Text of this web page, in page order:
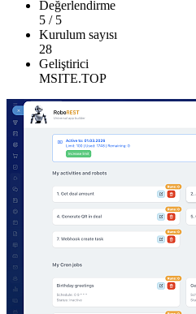
Değerlendirme
5 / 5
Kurulum sayısı
28
Geliştirici
MSITE.TOP